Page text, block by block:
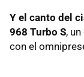
Y el canto del
968 Turbo S,
con el